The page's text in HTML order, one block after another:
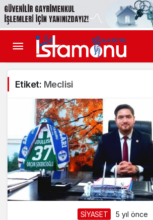
Etiket: Meclisi
SİYASET 5 yıl önce